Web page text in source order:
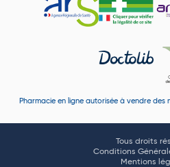
Pharmacie en ligne autorisée à vendre des
Tous droits
Conditions
Mentions